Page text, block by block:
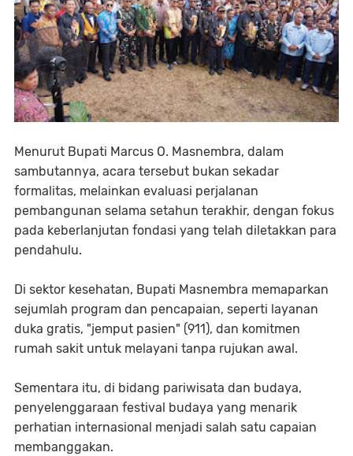
Menurut Bupati Marcus O. Masnembra, dalam
sambutannya, acara tersebut bukan sekadar
formalitas, melainkan evaluasi perjalanan
pembangunan selama setahun terakhir, dengan fokus
pada keberlanjutan fondasi yang telah diletakkan para
pendahulu.
Di sektor kesehatan, Bupati Masnembra memaparkan
sejumlah program dan pencapaian, seperti layanan
duka gratis, "jemput pasien" (911), dan komitmen
rumah sakit untuk melayani tanpa rujukan awal.
Sementara itu, di bidang pariwisata dan budaya,
penyelenggaraan festival budaya yang menarik
perhatian internasional menjadi salah satu capaian
membanggakan.